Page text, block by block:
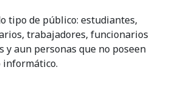
tipo de público: estudiantes,
trabajadores, funcionarios
y aun personas que no poseen
informático.